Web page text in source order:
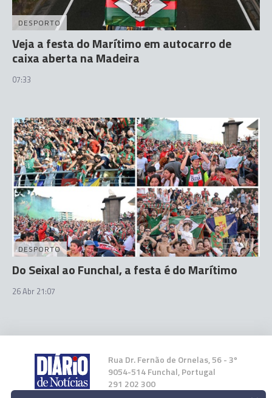
DESPORTO
Veja a festa do Marítimo em autocarro de
caixa aberta na Madeira
07:33
DESPORTO
Do Seixal ao Funchal, a festa é do Marítimo
26 Abr 21:07
Rua Dr. Fernão de Ornelas, 56 - 3º
9054-514 Funchal, Portugal
291 202 300